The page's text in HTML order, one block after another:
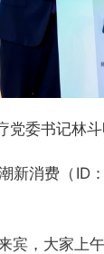
党委书记林斗
新消费（ID
宾，大家上午